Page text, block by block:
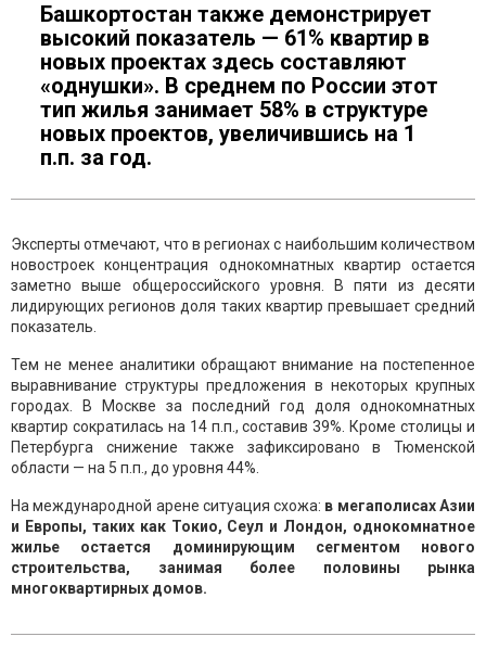
Башкортостан также демонстрирует
высокий показатель — 61% квартир в
новых проектах здесь составляют
«однушки». В среднем по России этот
тип жилья занимает 58% в структуре
новых проектов, увеличившись на 1
п.п. за год.
Эксперты отмечают, что в регионах с наибольшим количеством
новостроек концентрация однокомнатных квартир остается
заметно выше общероссийского уровня. В пяти из десяти
лидирующих регионов доля таких квартир превышает средний
показатель.
Тем не менее аналитики обращают внимание на постепенное
выравнивание структуры предложения в некоторых крупных
городах. В Москве за последний год доля однокомнатных
квартир сократилась на 14 п.п., составив 39%. Кроме столицы и
Петербурга снижение также зафиксировано в Тюменской
области — на 5 п.п., до уровня 44%.
На международной арене ситуация схожа: в мегаполисах Азии
и Европы, таких как Токио, Сеул и Лондон, однокомнатное
жилье остается доминирующим сегментом нового
строительства, занимая более половины рынка
многоквартирных домов.